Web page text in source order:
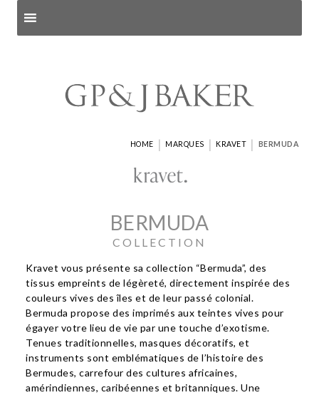
HOME | MARQUES | KRAVET | BERMUDA
BERMUDA
COLLECTION
Kravet vous présente sa collection “Bermuda”, des
tissus empreints de légèreté, directement inspirée des
couleurs vives des îles et de leur passé colonial.
Bermuda propose des imprimés aux teintes vives pour
égayer votre lieu de vie par une touche d’exotisme.
Tenues traditionnelles, masques décoratifs, et
instruments sont emblématiques de l’histoire des
Bermudes, carrefour des cultures africaines,
amérindiennes, caribéennes et britanniques. Une